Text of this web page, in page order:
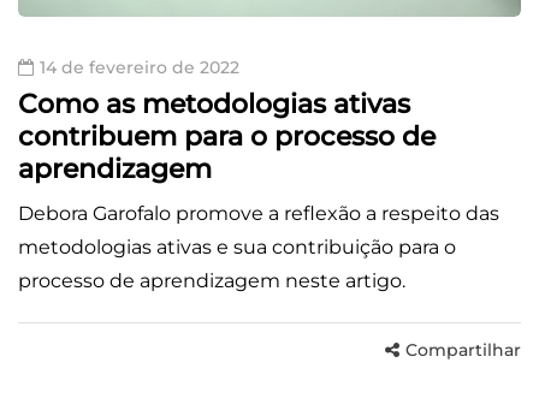
14 de fevereiro de 2022
Como as metodologias ativas
contribuem para o processo de
aprendizagem
Debora Garofalo promove a reflexão a respeito das
metodologias ativas e sua contribuição para o
processo de aprendizagem neste artigo.
Compartilhar